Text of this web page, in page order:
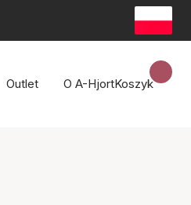
Outlet O A-HjortKoszyk